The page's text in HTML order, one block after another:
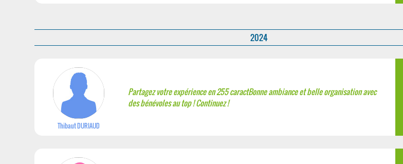
2024
Thibaut DURIAUD
Partagez votre expérience en 255 caractBonne ambiance et belle organisation avec
des bénévoles au top ! Continuez !